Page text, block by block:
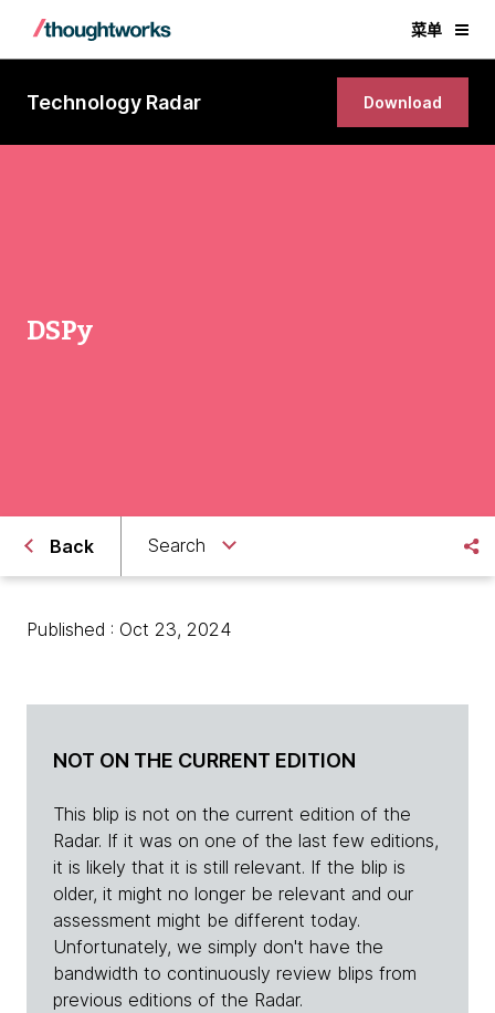
菜单
Technology Radar Download
DSPy
Back Search
Published : Oct 23, 2024
NOT ON THE CURRENT EDITION
This blip is not on the current edition of the
Radar. If it was on one of the last few editions,
it is likely that it is still relevant. If the blip is
older, it might no longer be relevant and our
assessment might be different today.
Unfortunately, we simply don't have the
bandwidth to continuously review blips from
previous editions of the Radar.